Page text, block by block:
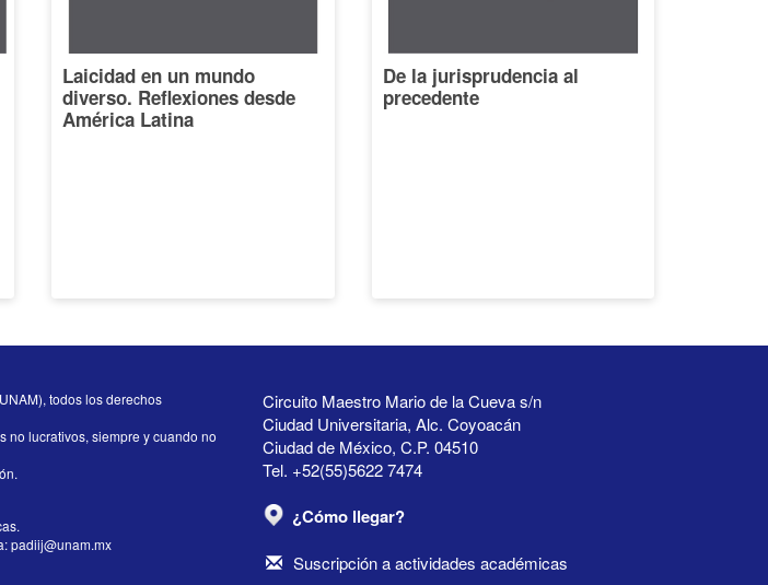
Laicidad en un mundo
diverso. Reflexiones desde
América Latina
De la jurisprudencia al
precedente
Circuito Maestro Mario de la Cueva s/n
Ciudad Universitaria, Alc. Coyoacán
Ciudad de México, C.P. 04510
Tel. +52(55)5622 7474
¿Cómo llegar?
Suscripción a actividades académicas
todos los derechos
no lucrativos, siempre y cuando no
padiij@unam.mx